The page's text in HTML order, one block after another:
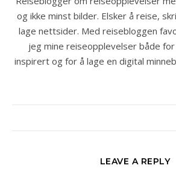
og ikke minst bilder. Elsker å reise,
lage nettsider. Med reisebloggen
jeg mine reiseopplevelser både
inspirert og for å lage en digital
LEAVE A REPLY